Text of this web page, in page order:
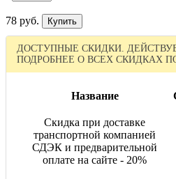
78 руб.
ДОСТУПНЫЕ СКИДКИ.
ПОДРОБНЕЕ О ВСЕХ СКИДКАХ
Название
Скидка при доставке
транспортной компанией
СДЭК и предварительной
оплате на сайте - 20%